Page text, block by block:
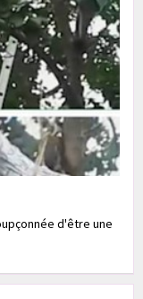
d'être une